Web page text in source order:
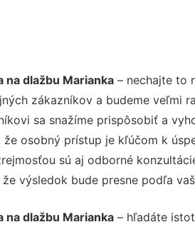
na dlažbu Marianka– nechajte to
zákazníkov a budeme veľmi
sa snažíme prispôsobiť a
že osobný prístup je kľúčom k
sú aj odborné
výsledok bude presne podľa
na dlažbu Marianka– hľadáte